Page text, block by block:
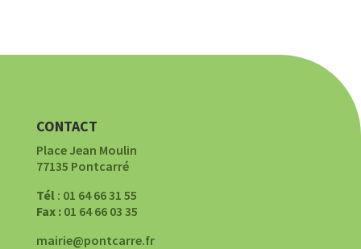
CONTACT
Place Jean Moulin
77135 Pontcarré
Tél: 01 64 66 31 55
Fax :01 64 66 03 35
mairie@pontcarre.fr